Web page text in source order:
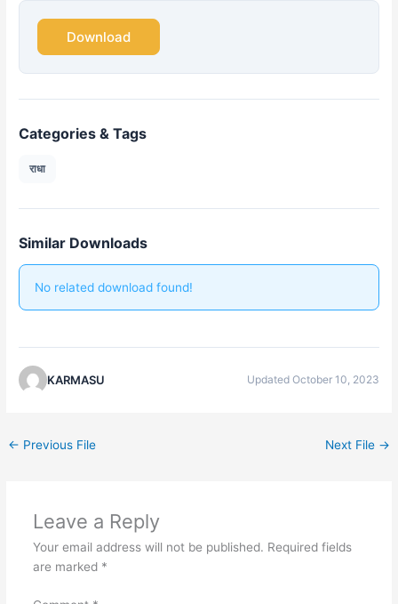
Download
Categories & Tags
राधा
Similar Downloads
No related download found!
KARMASU Updated October 10, 2023
← Previous File Next File →
Leave a Reply
Your email address will not be published. Required fields
are marked *